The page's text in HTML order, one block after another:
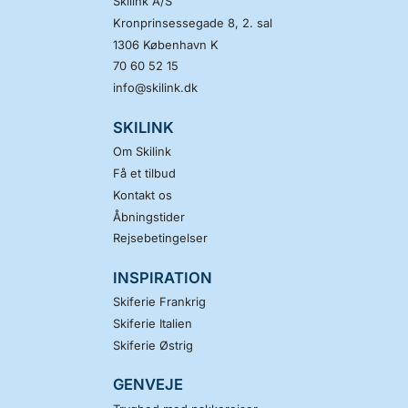
Kronprinsessegade 8, 2. sal
1306 København K
70 60 52 15
info@skilink.dk
SKILINK
Om Skilink
Få et tilbud
Kontakt os
Åbningstider
Rejsebetingelser
INSPIRATION
Skiferie Frankrig
Skiferie Italien
Skiferie Østrig
GENVEJE